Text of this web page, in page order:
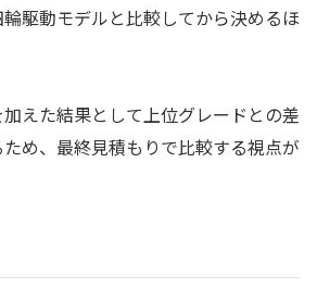
駆動モデルと比較してから決めるほ
えた結果として上位グレードとの差
め、最終見積もりで比較する視点が